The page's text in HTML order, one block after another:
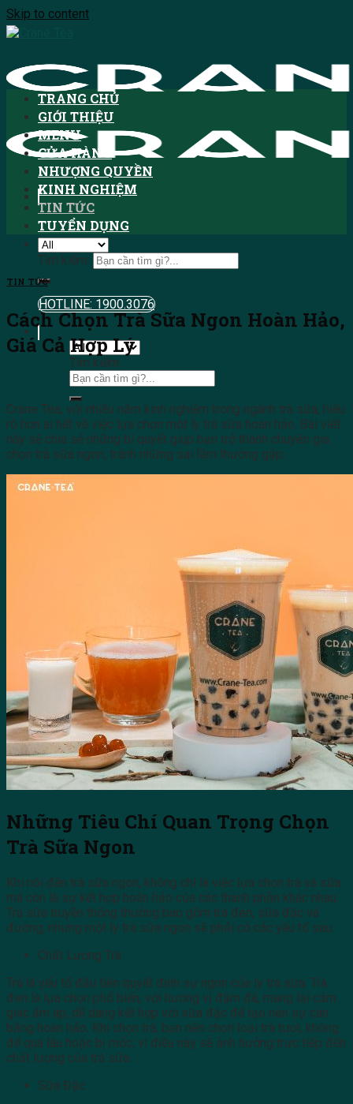
Skip to content
Tìm kiếm:
HOTLINE: 1900.3076
Tìm kiếm:
TRANG CHỦ
GIỚI THIỆU
MENU
CỬA HÀNG
NHƯỢNG QUYỀN
KINH NGHIỆM
TIN TỨC
TUYỂN DỤNG
TIN TỨC
Cách Chọn Trà Sữa Ngon Hoàn Hảo,
Giá Cả Hợp Lý
Crane Tea, với nhiều năm kinh nghiệm trong ngành trà sữa, hiểu
rõ hơn ai hết về việc lựa chọn một ly trà sữa hoàn hảo. Bài viết
này sẽ chia sẻ những bí quyết giúp bạn trở thành chuyên gia
chọn trà sữa ngon, tránh những sai lầm thường gặp.
Những Tiêu Chí Quan Trọng Chọn
Trà Sữa Ngon
Khi nói đến trà sữa ngon, không chỉ là việc lựa chọn trà và sữa
mà còn là sự kết hợp hoàn hảo của các thành phần khác nhau.
Trà sữa truyền thống thường bao gồm trà đen, sữa đặc và
đường, nhưng một ly trà sữa ngon sẽ phải có các yếu tố sau:
Chất Lượng Trà
Trà là yếu tố đầu tiên quyết định sự ngon của ly trà sữa. Trà
đen là lựa chọn phổ biến, với hương vị đậm đà, mang lại cảm
giác ấm áp, dễ dàng kết hợp với sữa đặc để tạo nên sự cân
bằng hoàn hảo. Khi chọn trà, bạn nên chọn loại trà tươi, không
để quá lâu hoặc bị mốc, vì điều này sẽ ảnh hưởng trực tiếp đến
chất lượng của trà sữa.
Sữa Đặc